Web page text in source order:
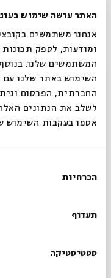
האתר עושה שימוש
ומודעות, לספק
המשתמשים שלנו.
השימוש באתר שלנו
החברתית, הפרסום
לשלב את הנתונים
אספו בעקבות השימוש
הסכמה
הכרחיות
תעדוף
סטטיסטיקה
אל"מ גולן בר-לוי ,
מערך מג"ן (מורות
והנוער – על גיוס
ספי בן יוסף , מדריך
ד"ר רוברטו
והתחלות
משעה 19:00
סגור